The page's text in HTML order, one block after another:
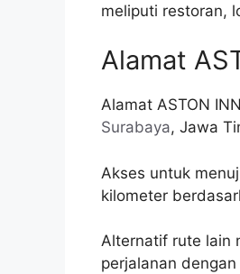
meliputi restoran,
Alamat
Alamat ASTON
Surabaya, Jawa
Akses untuk
kilometer
Alternatif rute lain
perjalanan